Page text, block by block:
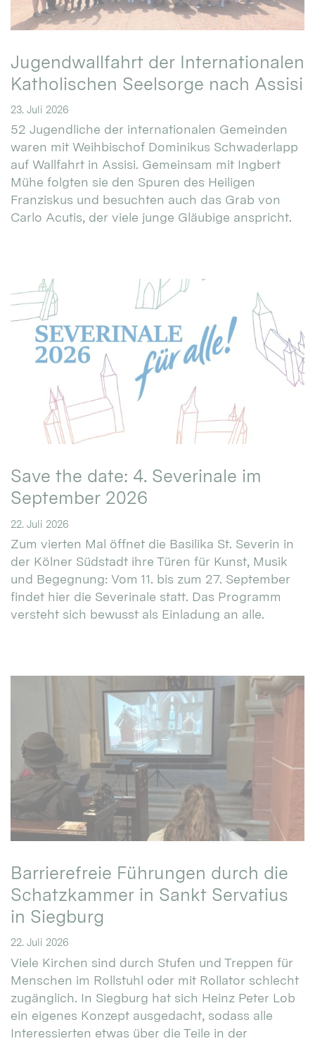
Jugendwallfahrt der Internationalen
Katholischen Seelsorge nach Assisi
23. Juli 2026
52 Jugendliche der internationalen Gemeinden
waren mit Weihbischof Dominikus Schwaderlapp
auf Wallfahrt in Assisi. Gemeinsam mit Ingbert
Mühe folgten sie den Spuren des Heiligen
Franziskus und besuchten auch das Grab von
Carlo Acutis, der viele junge Gläubige anspricht.
Save the date: 4. Severinale im
September 2026
22. Juli 2026
Zum vierten Mal öffnet die Basilika St. Severin in
der Kölner Südstadt ihre Türen für Kunst, Musik
und Begegnung: Vom 11. bis zum 27. September
findet hier die Severinale statt. Das Programm
versteht sich bewusst als Einladung an alle.
Barrierefreie Führungen durch die
Schatzkammer in Sankt Servatius
in Siegburg
22. Juli 2026
Viele Kirchen sind durch Stufen und Treppen für
Menschen im Rollstuhl oder mit Rollator schlecht
zugänglich. In Siegburg hat sich Heinz Peter Lob
ein eigenes Konzept ausgedacht, sodass alle
Interessierten etwas über die Teile in der